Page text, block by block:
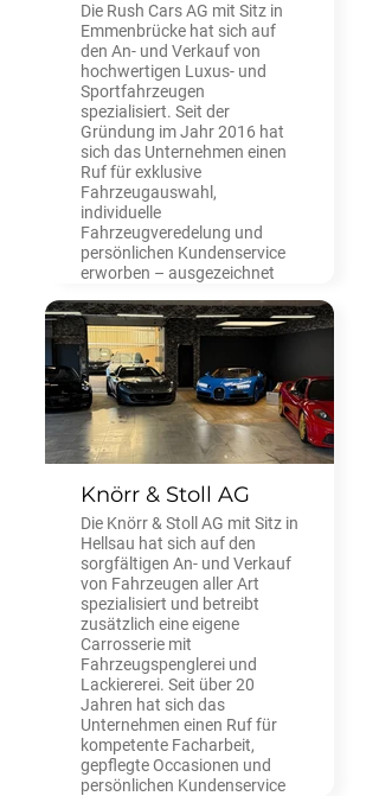
Die Rush Cars AG mit Sitz in
Emmenbrücke hat sich auf
den An- und Verkauf von
hochwertigen Luxus- und
Sportfahrzeugen
spezialisiert. Seit der
Gründung im Jahr 2016 hat
sich das Unternehmen einen
Ruf für exklusive
Fahrzeugauswahl,
individuelle
Fahrzeugveredelung und
persönlichen Kundenservice
erworben – ausgezeichnet
Switzerland 2025».
Knörr & Stoll AG
Die Knörr & Stoll AG mit Sitz in
Hellsau hat sich auf den
sorgfältigen An- und Verkauf
von Fahrzeugen aller Art
spezialisiert und betreibt
zusätzlich eine eigene
Carrosserie mit
Fahrzeugspenglerei und
Lackiererei. Seit über 20
Jahren hat sich das
Unternehmen einen Ruf für
kompetente Facharbeit,
gepflegte Occasionen und
persönlichen Kundenservice